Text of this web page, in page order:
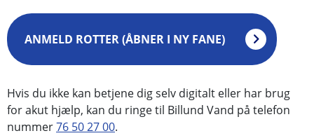
ANMELD ROTTER (ÅBNER I NY FANE)
Hvis du ikke kan betjene dig selv digitalt eller har brug
for akut hjælp, kan du ringe til Billund Vand på telefon
nummer76 50 27 00.